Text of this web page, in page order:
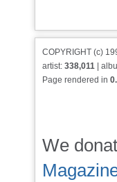
COPYRIGHT (c)
artist: 338,011 |
Page rendered in
We